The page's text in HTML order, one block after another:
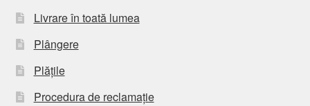
Livrare în toată lumea
Plângere
Plățile
Procedura de reclamație